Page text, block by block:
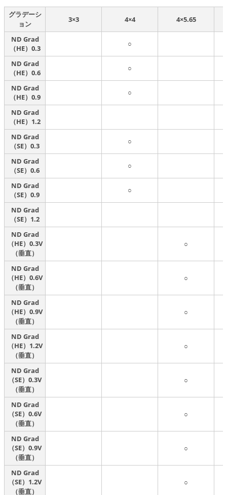
グラデーシ
ョン
3×3 4×4 4×5.65
ND Grad
（HE）0.3
○
ND Grad
（HE）0.6
○
ND Grad
（HE）0.9
○
ND Grad
（HE）1.2
ND Grad
（SE）0.3
○
ND Grad
（SE）0.6
○
ND Grad
（SE）0.9
○
ND Grad
（SE）1.2
ND Grad
（HE）0.3V
（垂直）
○
ND Grad
（HE）0.6V
（垂直）
○
ND Grad
（HE）0.9V
（垂直）
○
ND Grad
（HE）1.2V
（垂直）
○
ND Grad
（SE）0.3V
（垂直）
○
ND Grad
（SE）0.6V
（垂直）
○
ND Grad
（SE）0.9V
（垂直）
○
ND Grad
（SE）1.2V
（垂直）
○